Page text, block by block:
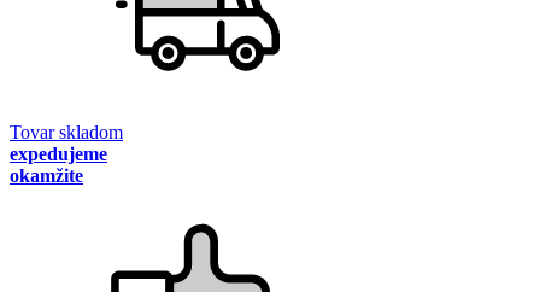
Tovar skladom
expedujeme
okamžite